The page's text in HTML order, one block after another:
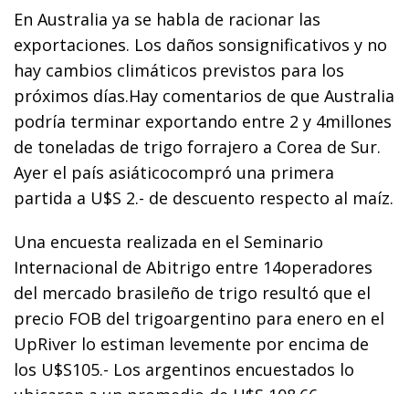
En Australia ya se habla de racionar las
exportaciones. Los daños sonsignificativos y no
hay cambios climáticos previstos para los
próximos días.Hay comentarios de que Australia
podría terminar exportando entre 2 y 4millones
de toneladas de trigo forrajero a Corea de Sur.
Ayer el país asiáticocompró una primera
partida a U$S 2.- de descuento respecto al maíz.
Una encuesta realizada en el Seminario
Internacional de Abitrigo entre 14operadores
del mercado brasileño de trigo resultó que el
precio FOB del trigoargentino para enero en el
UpRiver lo estiman levemente por encima de
los U$S105.- Los argentinos encuestados lo